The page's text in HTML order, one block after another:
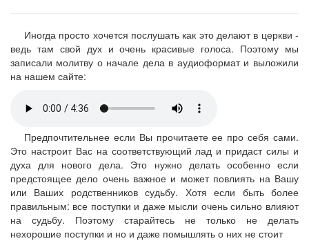
Иногда просто хочется послушать как это делают в церкви -
ведь там свой дух и очень красивые голоса. Поэтому мы
записали молитву о начале дела в аудиоформат и выложили
на нашем сайте:
Предпочтительнее если Вы прочитаете ее про себя сами.
Это настроит Вас на соответствующий лад и придаст силы и
духа для нового дела. Это нужно делать особенно если
предстоящее дело очень важное и может повлиять на Вашу
или Ваших родственников судьбу. Хотя если быть более
правильным: все поступки и даже мысли очень сильно влияют
на судьбу. Поэтому старайтесь не только не делать
нехорошие поступки и но и даже помышлять о них не стоит